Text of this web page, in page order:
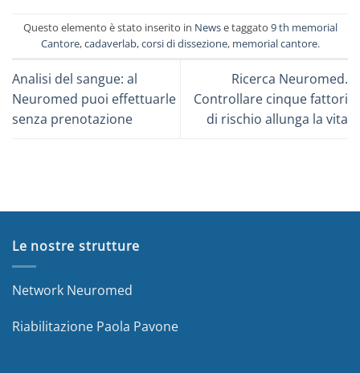
Questo elemento è stato inserito in Newse taggato 9 th memorial
Cantore,cadaverlab,corsi di dissezione, memorial cantore.
Analisi del sangue: al
Neuromed puoi effettuarle
senza prenotazione
Ricerca Neuromed.
Controllare cinque fattori
di rischio allunga la vita
Le nostre strutture
Network Neuromed
Riabilitazione Paola Pavone